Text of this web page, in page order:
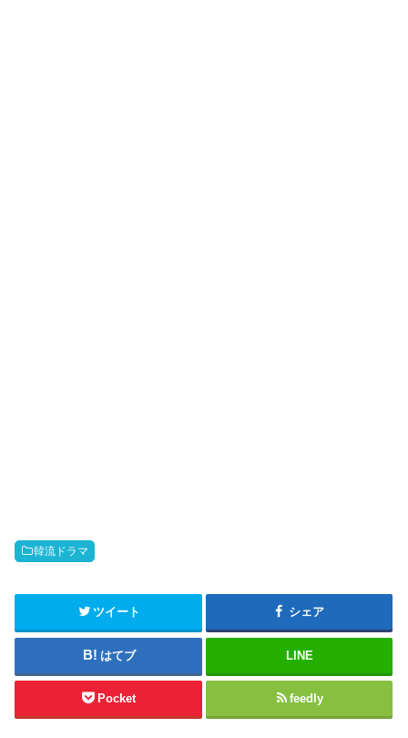
韓流ドラマ
ツイート シェア
はてブ LINE
Pocket feedly